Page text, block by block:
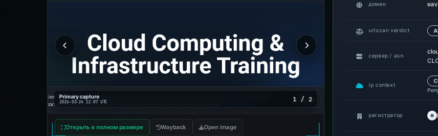
Primary capture
2026-03-24 12:07 UTC 1 / 2
Открыть в полном размере Wayback Open image
домен
urlscan verdict
сервер / asn
ip context
регистратор